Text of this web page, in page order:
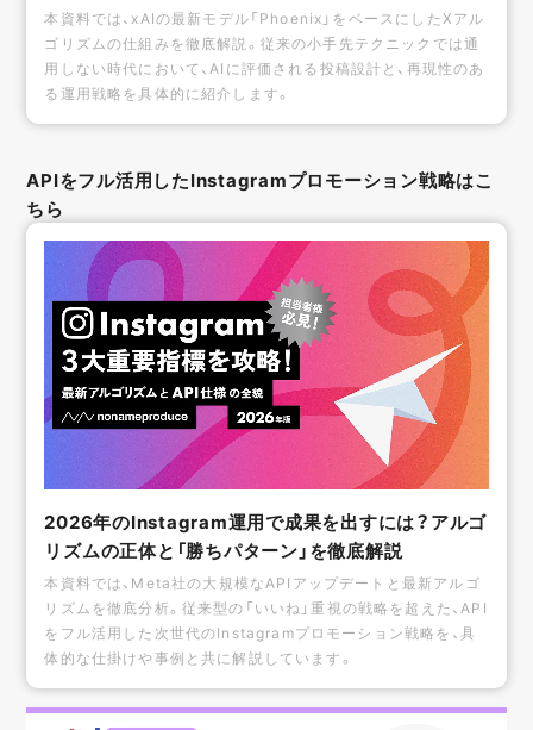
本資料では、xAIの最新モデル「Phoenix」をベースにしたXアル
ゴリズムの仕組みを徹底解説。従来の小手先テクニックでは通
用しない時代において、AIに評価される投稿設計と、再現性のあ
る運用戦略を具体的に紹介します。
APIをフル活用したInstagramプロモーション戦略はこ
ちら
2026年のInstagram運用で成果を出すには？アルゴ
リズムの正体と「勝ちパターン」を徹底解説
本資料では、Meta社の大規模なAPIアップデートと最新アルゴ
リズムを徹底分析。従来型の「いいね」重視の戦略を超えた、API
をフル活用した次世代のInstagramプロモーション戦略を、具
体的な仕掛けや事例と共に解説しています。